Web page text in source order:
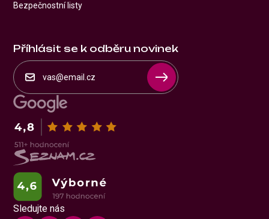
Bezpečnostní listy
Příhlásit se k odběru novinek
Sledujte nás